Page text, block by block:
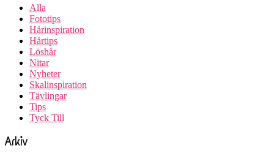
Alla
Fototips
Hårinspiration
Hårtips
Löshår
Nitar
Nyheter
Skalinspiration
Tävlingar
Tips
Tyck Till
Arkiv